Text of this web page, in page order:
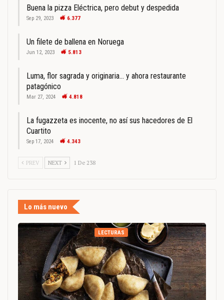
Buena la pizza Eléctrica, pero debut y despedida
Sep 29, 2023 6.377
Un filete de ballena en Noruega
Jun 12, 2023 5.813
Luma, flor sagrada y originaria… y ahora restaurante
patagónico
Mar 27, 2024 4.818
La fugazzeta es inocente, no así sus hacedores de El
Cuartito
Sep 17, 2024 4.343
PREV NEXT 1 De 238
Lo más nuevo
LECTURAS